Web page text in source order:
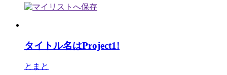
タイトル名はProject1!
とまと